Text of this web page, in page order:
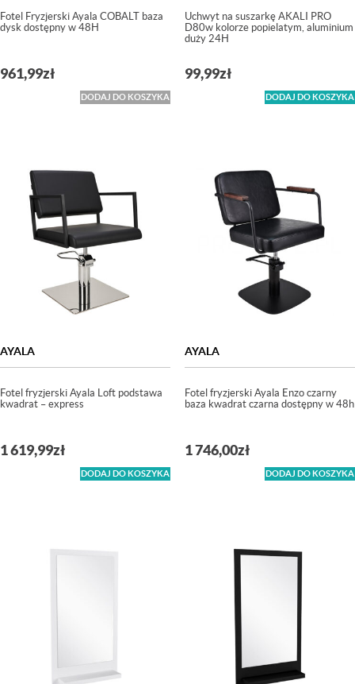
Fotel Fryzjerski Ayala COBALT baza
dysk dostępny w 48H
961,99zł
DODAJ DO KOSZYKA
Uchwyt na suszarkę AKALI PRO
D80w kolorze popielatym, aluminium
duży 24H
99,99zł
DODAJ DO KOSZYKA
AYALA
Fotel fryzjerski Ayala Loft podstawa
kwadrat – express
1 619,99zł
DODAJ DO KOSZYKA
AYALA
Fotel fryzjerski Ayala Enzo czarny
baza kwadrat czarna dostępny w 48h
1 746,00zł
DODAJ DO KOSZYKA